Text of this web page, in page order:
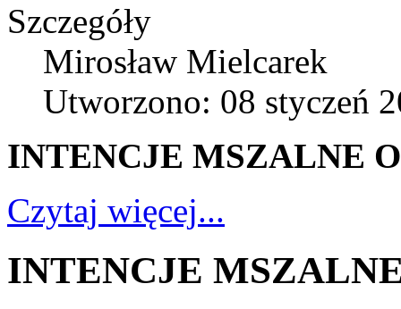
Szczegóły
Mirosław Mielcarek
Utworzono: 08 styczeń
INTENCJE MSZALNE
Czytaj więcej...
INTENCJE